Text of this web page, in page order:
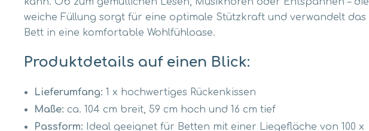
weiche Füllung sorgt für eine optimale Stützkraft und verwandelt das
Bett in eine komfortable Wohlfühloase.
Produktdetails auf einen Blick:
Lieferumfang: 1 x hochwertiges Rückenkissen
Maße: ca. 104 cm breit, 59 cm hoch und 16 cm tief
Passform: Ideal geeignet für Betten mit einer Liegefläche von 100 x